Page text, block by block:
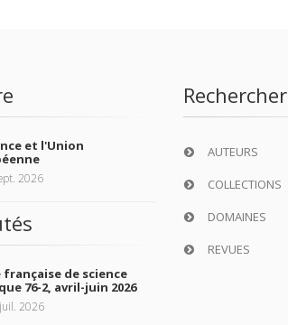
et l'Union
2026
française de science
76-2, avril-juin 2026
2026
Rechercher
AUTEURS
COLLECTIONS
DOMAINES
REVUES